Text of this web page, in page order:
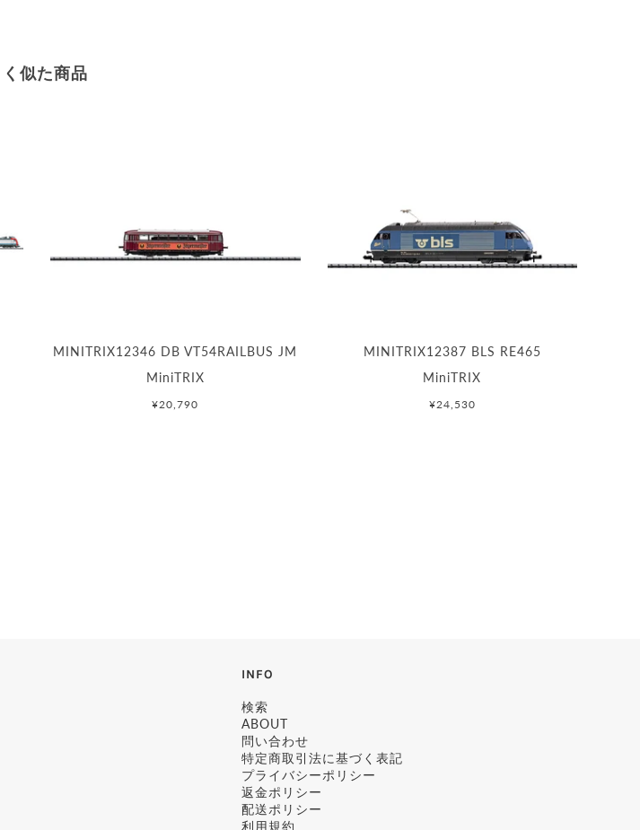
く似た商品
MINITRIX12346 DB VT54RAILBUS JM
MiniTRIX
¥20,790
MINITRIX12387 BLS RE465
MiniTRIX
¥24,530
INFO
検索
ABOUT
問い合わせ
特定商取引法に基づく表記
プライバシーポリシー
返金ポリシー
配送ポリシー
利用規約